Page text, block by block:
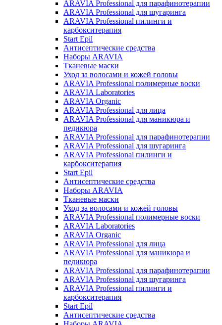
ARAVIA Professional для парафинотерапии
ARAVIA Professional для шугаринга
ARAVIA Professional пилинги и
карбокситерапия
Start Epil
Антисептические средства
Наборы ARAVIA
Тканевые маски
Уход за волосами и кожей головы
ARAVIA Professional полимерные воски
ARAVIA Laboratories
ARAVIA Organic
ARAVIA Professional для лица
ARAVIA Professional для маникюра и
педикюра
ARAVIA Professional для парафинотерапии
ARAVIA Professional для шугаринга
ARAVIA Professional пилинги и
карбокситерапия
Start Epil
Антисептические средства
Наборы ARAVIA
Тканевые маски
Уход за волосами и кожей головы
ARAVIA Professional полимерные воски
ARAVIA Laboratories
ARAVIA Organic
ARAVIA Professional для лица
ARAVIA Professional для маникюра и
педикюра
ARAVIA Professional для парафинотерапии
ARAVIA Professional для шугаринга
ARAVIA Professional пилинги и
карбокситерапия
Start Epil
Антисептические средства